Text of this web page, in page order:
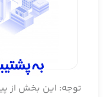
توجه: این بخش از